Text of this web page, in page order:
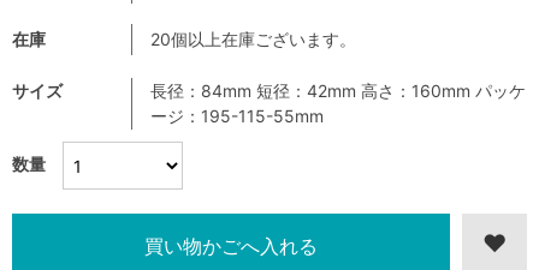
数量
在庫 20個以上在庫ございます。
サイズ
長径：84mm 短径：42mm 高さ：160mm パッケ
ージ：195-115-55mm